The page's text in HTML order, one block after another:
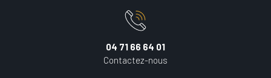
04 71 66 64 01
Contactez-nous